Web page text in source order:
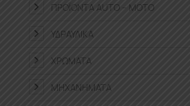
ΠΡΟΪΌΝΤΑ ΑUTO – MOTO
ΥΔΡΑΥΛΙΚΆ
ΧΡΏΜΑΤΑ
ΜΗΧΑΝΉΜΑΤΑ